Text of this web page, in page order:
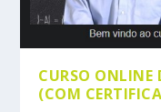
CURSO ONLINE
(COM